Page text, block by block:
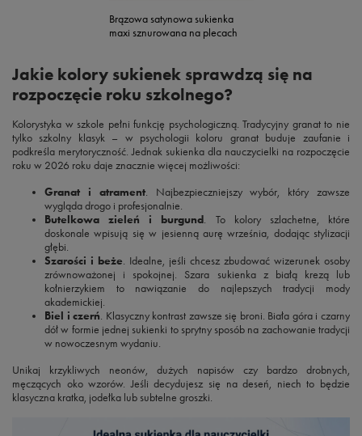
Brązowa satynowa sukienka
maxi sznurowana na plecach
Jakie kolory sukienek sprawdzą się na
rozpoczęcie roku szkolnego?
Kolorystyka w szkole pełni funkcję psychologiczną. Tradycyjny granat to nie
tylko szkolny klasyk – w psychologii koloru granat buduje zaufanie i
podkreśla merytoryczność. Jednak sukienka dla nauczycielki na rozpoczęcie
roku w 2026 roku daje znacznie więcej możliwości:
Granat i atrament. Najbezpieczniejszy wybór, który zawsze
wygląda drogo i profesjonalnie.
Butelkowa zieleń i burgund. To kolory szlachetne, które
doskonale wpisują się w jesienną aurę września, dodając stylizacji
głębi.
Szarości i beże. Idealne, jeśli chcesz zbudować wizerunek osoby
zrównoważonej i spokojnej. Szara sukienka z białą krezą lub
kołnierzykiem to nawiązanie do najlepszych tradycji mody
akademickiej.
Biel i czerń. Klasyczny kontrast zawsze się broni. Biała góra i czarny
dół w formie jednej sukienki to sprytny sposób na zachowanie tradycji
w nowoczesnym wydaniu.
Unikaj krzykliwych neonów, dużych napisów czy bardzo drobnych,
męczących oko wzorów. Jeśli decydujesz się na deseń, niech to będzie
klasyczna kratka, jodełka lub subtelne groszki.